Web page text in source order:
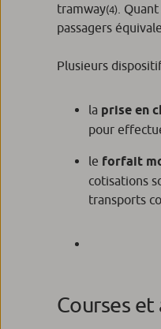
tramway(4) .
passagers
Plusieurs
la prise en
pour
le forfait
cotisations
transports
Courses